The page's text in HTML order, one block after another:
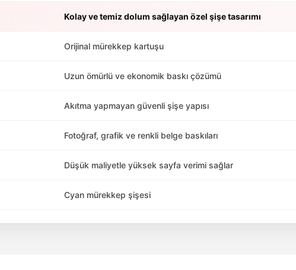
Kolay ve temiz dolum sağlayan özel şişe tasarımı
Orijinal mürekkep kartuşu
Uzun ömürlü ve ekonomik baskı çözümü
Akıtma yapmayan güvenli şişe yapısı
Fotoğraf, grafik ve renkli belge baskıları
Düşük maliyetle yüksek sayfa verimi sağlar
Cyan mürekkep şişesi